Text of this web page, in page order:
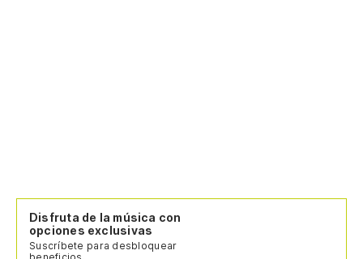
Disfruta de la música con
opciones exclusivas
Suscríbete para desbloquear